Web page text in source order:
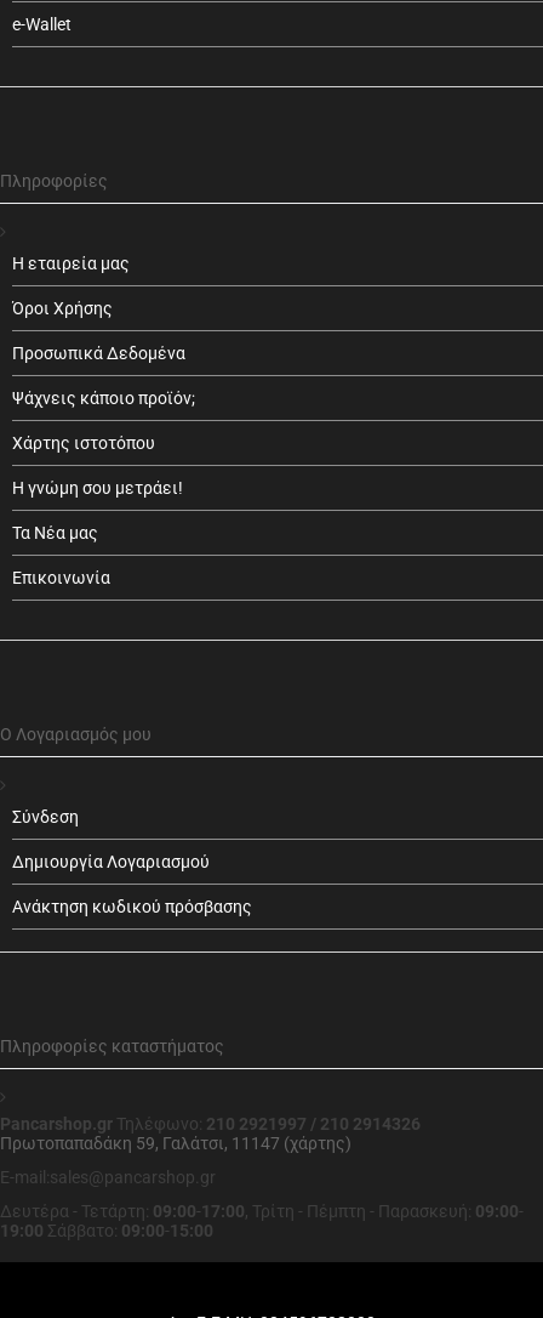
e-Wallet
Πληροφορίες
Η εταιρεία μας
Όροι Χρήσης
Προσωπικά Δεδομένα
Ψάχνεις κάποιο προϊόν;
Χάρτης ιστοτόπου
Η γνώμη σου μετράει!
Τα Νέα μας
Επικοινωνία
Ο Λογαριασμός μου
Σύνδεση
Δημιουργία Λογαριασμού
Ανάκτηση κωδικού πρόσβασης
Πληροφορίες καταστήματος
Pancarshop.gr Τηλέφωνο: 210 2921997 / 210 2914326
Πρωτοπαπαδάκη 59, Γαλάτσι, 11147 (χάρτης)
E-mail:sales@pancarshop.gr
Δευτέρα - Τετάρτη: 09:00-17:00, Τρίτη - Πέμπτη - Παρασκευή: 09:00-
19:00 Σάββατο: 09:00-15:00